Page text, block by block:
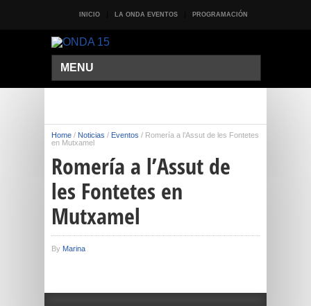
INICIO LA ONDA EVENTOS PROGRAMACIÓN
MENU
Home / Noticias / Eventos / Romería a l’Assut de les Fontetes
en Mutxamel
Romería a l’Assut de
les Fontetes en
Mutxamel
By Marina